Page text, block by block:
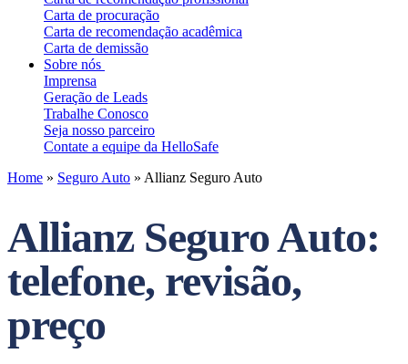
Carta de procuração
Carta de recomendação acadêmica
Carta de demissão
Sobre nós
Imprensa
Geração de Leads
Trabalhe Conosco
Seja nosso parceiro
Contate a equipe da HelloSafe
Home » Seguro Auto » Allianz Seguro Auto
Allianz Seguro Auto:
telefone, revisão,
preço